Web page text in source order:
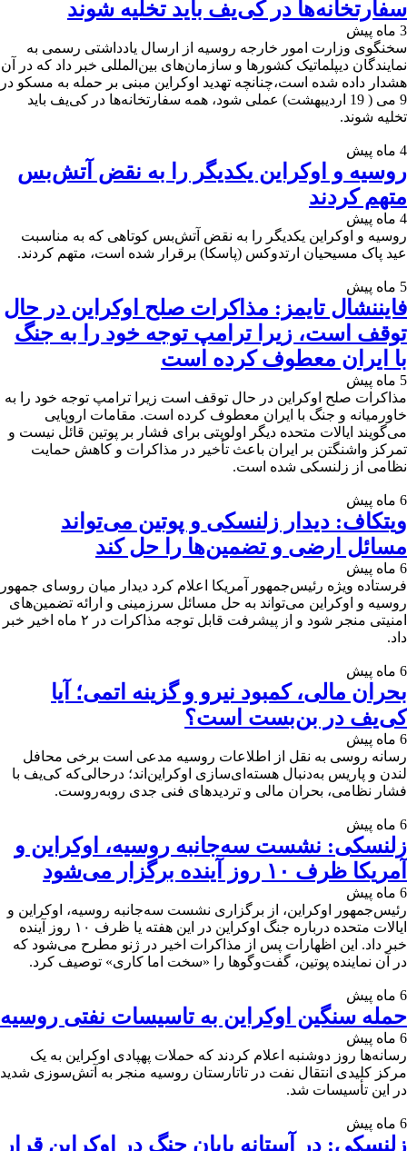
سفارتخانه‌ها در کی‌یف باید تخلیه شوند
3 ماه پیش
سخنگوی وزارت امور خارجه روسیه از ارسال یادداشتی رسمی به
نمایندگان دیپلماتیک کشورها و سازمان‌های بین‌المللی خبر داد که در آن
هشدار داده شده است،چنانچه تهدید اوکراین مبنی بر حمله به مسکو در
9 می ( 19 اردیبهشت) عملی شود، همه سفارتخانه‌ها در کی‌یف باید
تخلیه شوند.
4 ماه پیش
روسیه و اوکراین یکدیگر را به نقض آتش‌بس
متهم کردند
4 ماه پیش
روسیه و اوکراین یکدیگر را به نقض آتش‌بس کوتاهی که به مناسبت
عید پاک مسیحیان ارتدوکس (پاسکا) برقرار شده است، متهم کردند.
5 ماه پیش
فایننشال تایمز: مذاکرات صلح اوکراین در حال
توقف است، زیرا ترامپ توجه خود را به جنگ
با ایران معطوف کرده است
5 ماه پیش
مذاکرات صلح اوکراین در حال توقف است زیرا ترامپ توجه خود را به
خاورمیانه و جنگ با ایران معطوف کرده است. مقامات اروپایی
می‌گویند ایالات متحده دیگر اولویتی برای فشار بر پوتین قائل نیست و
تمرکز واشنگتن بر ایران باعث تأخیر در مذاکرات و کاهش حمایت
نظامی از زلنسکی شده است.
6 ماه پیش
ویتکاف: دیدار زلنسکی و پوتین می‌تواند
مسائل ارضی و تضمین‌ها را حل کند
6 ماه پیش
فرستاده ویژه رئیس‌جمهور آمریکا اعلام کرد دیدار میان روسای جمهور
روسیه و اوکراین می‌تواند به حل مسائل سرزمینی و ارائه تضمین‌های
امنیتی منجر شود و از پیشرفت قابل توجه مذاکرات در ۲ ماه اخیر خبر
داد.
6 ماه پیش
بحران مالی، کمبود نیرو و گزینه اتمی؛ آیا
کی‌یف در بن‌بست است؟
6 ماه پیش
رسانه روسی به‌ نقل از اطلاعات روسیه مدعی است برخی محافل
لندن و پاریس به‌دنبال هسته‌ای‌سازی اوکراین‌اند؛ درحالی‌که کی‌یف با
فشار نظامی، بحران مالی و تردیدهای فنی جدی روبه‌روست.
6 ماه پیش
زلنسکی: نشست سه‌جانبه روسیه، اوکراین و
آمریکا ظرف ۱۰ روز آینده برگزار می‌شود
6 ماه پیش
رئیس‌جمهور اوکراین، از برگزاری نشست سه‌جانبه روسیه، اوکراین و
ایالات متحده درباره جنگ اوکراین در این هفته یا ظرف ۱۰ روز آینده
خبر داد. این اظهارات پس از مذاکرات اخیر در ژنو مطرح می‌شود که
در آن نماینده پوتین، گفت‌وگوها را «سخت اما کاری» توصیف کرد.
6 ماه پیش
حمله سنگین اوکراین به تاسیسات نفتی روسیه
6 ماه پیش
رسانه‌ها روز دوشنبه اعلام کردند که حملات پهپادی اوکراین به یک
مرکز کلیدی انتقال نفت در تاتارستان روسیه منجر به آتش‌سوزی شدید
در این تأسیسات شد.
6 ماه پیش
زلنسکی: در آستانه پایان جنگ در اوکراین قرار